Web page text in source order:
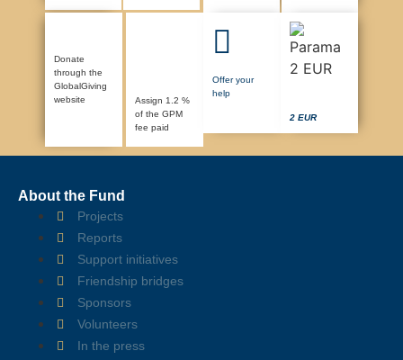
Donate
through the
GlobalGiving
website
Assign 1.2 %
of the GPM
fee paid
Offer your
help
2 EUR
About the Fund
Projects
Reports
Support initiatives
Friendship bridges
Sponsors
Volunteers
In the press